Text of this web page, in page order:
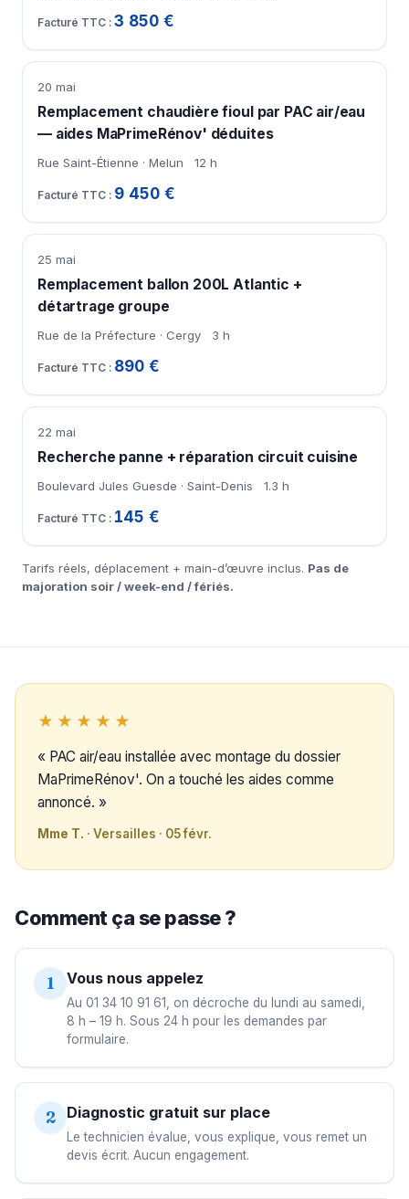
3 850 €
20 mai
Remplacement chaudière fioul par PAC air/eau
— aides MaPrimeRénov' déduites
Rue Saint-Étienne · Melun 12 h
9 450 €
25 mai
Remplacement ballon 200L Atlantic +
détartrage groupe
Rue de la Préfecture · Cergy 3 h
890 €
22 mai
Recherche panne + réparation circuit cuisine
Boulevard Jules Guesde · Saint-Denis 1.3 h
145 €
Tarifs réels, déplacement + main-d’œuvre inclus. Pas de
majoration soir / week-end / fériés.
★★★★★
« PAC air/eau installée avec montage du dossier
MaPrimeRénov'. On a touché les aides comme
annoncé. »
Mme T. · Versailles · 05 févr.
Comment ça se passe ?
1 Vous nous appelez
Au 01 34 10 91 61, on décroche du lundi au samedi,
8 h – 19 h. Sous 24 h pour les demandes par
formulaire.
2 Diagnostic gratuit sur place
Le technicien évalue, vous explique, vous remet un
devis écrit. Aucun engagement.